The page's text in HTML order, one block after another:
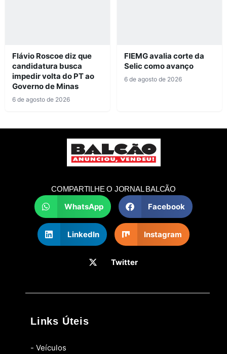
Flávio Roscoe diz que
candidatura busca
impedir volta do PT ao
Governo de Minas
6 de agosto de 2026
FIEMG avalia corte da
Selic como avanço
6 de agosto de 2026
COMPARTILHE O JORNAL BALCÃO
WhatsApp Facebook
LinkedIn Instagram
Twitter
Links Úteis
- Veículos